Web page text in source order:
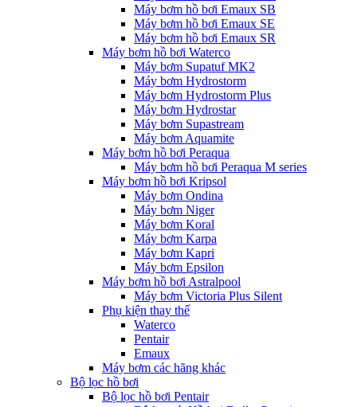
Máy bơm hồ bơi Emaux SB
Máy bơm hồ bơi Emaux SE
Máy bơm hồ bơi Emaux SR
Máy bơm hồ bơi Waterco
Máy bơm Supatuf MK2
Máy bơm Hydrostorm
Máy bơm Hydrostorm Plus
Máy bơm Hydrostar
Máy bơm Supastream
Máy bơm Aquamite
Máy bơm hồ bơi Peraqua
Máy bơm hồ bơi Peraqua M series
Máy bơm hồ bơi Kripsol
Máy bơm Ondina
Máy bơm Niger
Máy bơm Koral
Máy bơm Karpa
Máy bơm Kapri
Máy bơm Epsilon
Máy bơm hồ bơi Astralpool
Máy bơm Victoria Plus Silent
Phụ kiện thay thế
Waterco
Pentair
Emaux
Máy bơm các hãng khác
Bộ lọc hồ bơi
Bộ lọc hồ bơi Pentair